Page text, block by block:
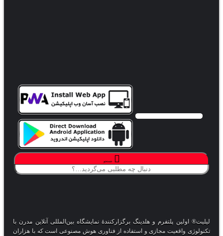
جستجو
لیلیت® اولین پلتفرم و هلدینگ برگزارکنندهٔ نمایشگاه بین‌المللی آنلاین مدرن با
تکنولوژی واقعیت مجازی و استفاده از فناوری هوش مصنوعی است که با هزاران